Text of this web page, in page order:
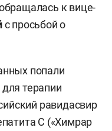
к вице-
с просьбой о
попали
терапии
равидасвир
С («Химрар